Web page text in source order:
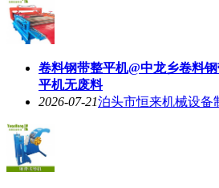
卷料钢带整平机@中龙乡卷料
平机无废料
2026-07-21泊头市恒来机械设备